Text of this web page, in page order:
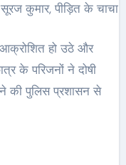
सूरज कुमार, पीड़ित के चाचा
हो उठे और
के परिजनों ने दोषी
की पुलिस प्रशासन से